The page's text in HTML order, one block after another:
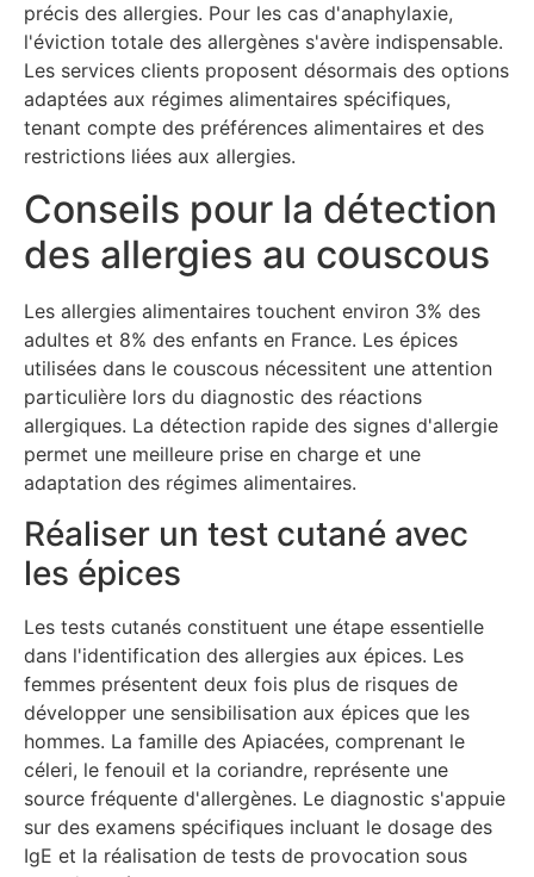
précis des allergies. Pour les cas d'anaphylaxie,
l'éviction totale des allergènes s'avère indispensable.
Les services clients proposent désormais des options
adaptées aux régimes alimentaires spécifiques,
tenant compte des préférences alimentaires et des
restrictions liées aux allergies.
Conseils pour la détection
des allergies au couscous
Les allergies alimentaires touchent environ 3% des
adultes et 8% des enfants en France. Les épices
utilisées dans le couscous nécessitent une attention
particulière lors du diagnostic des réactions
allergiques. La détection rapide des signes d'allergie
permet une meilleure prise en charge et une
adaptation des régimes alimentaires.
Réaliser un test cutané avec
les épices
Les tests cutanés constituent une étape essentielle
dans l'identification des allergies aux épices. Les
femmes présentent deux fois plus de risques de
développer une sensibilisation aux épices que les
hommes. La famille des Apiacées, comprenant le
céleri, le fenouil et la coriandre, représente une
source fréquente d'allergènes. Le diagnostic s'appuie
sur des examens spécifiques incluant le dosage des
IgE et la réalisation de tests de provocation sous